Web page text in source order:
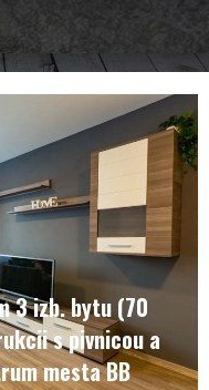
3 izb. bytu (70
s pivnicou a
mesta BB